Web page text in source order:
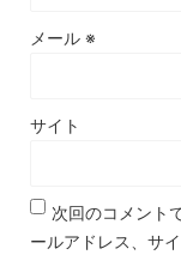
メール ※
サイト
次回のコメント
ールアドレス、サ